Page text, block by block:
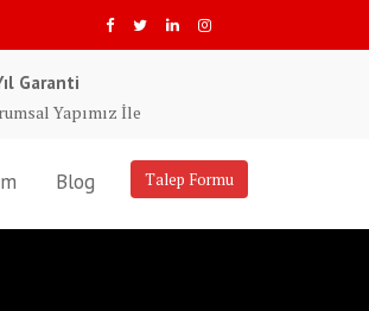
Garanti
Yapımız İle
Talep Formu
Blog